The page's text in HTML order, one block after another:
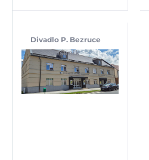
Divadlo P. Bezruce
Jesenik